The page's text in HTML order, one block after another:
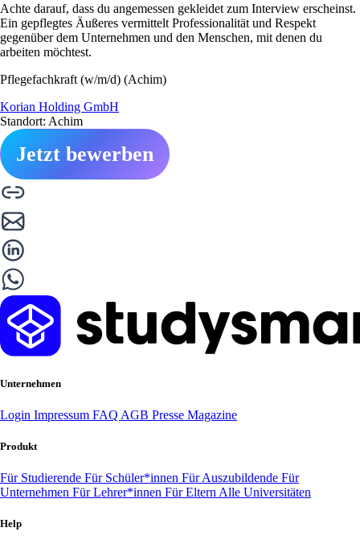
Achte darauf, dass du angemessen gekleidet zum Interview erscheinst.
Ein gepflegtes Äußeres vermittelt Professionalität und Respekt
gegenüber dem Unternehmen und den Menschen, mit denen du
arbeiten möchtest.
Pflegefachkraft (w/m/d) (Achim)
Korian Holding GmbH
Standort: Achim
Jetzt bewerben
Unternehmen
Login Impressum FAQ AGB Presse Magazine
Produkt
Für Studierende Für Schüler*innen Für Auszubildende Für
Unternehmen Für Lehrer*innen Für Eltern Alle Universitäten
Help